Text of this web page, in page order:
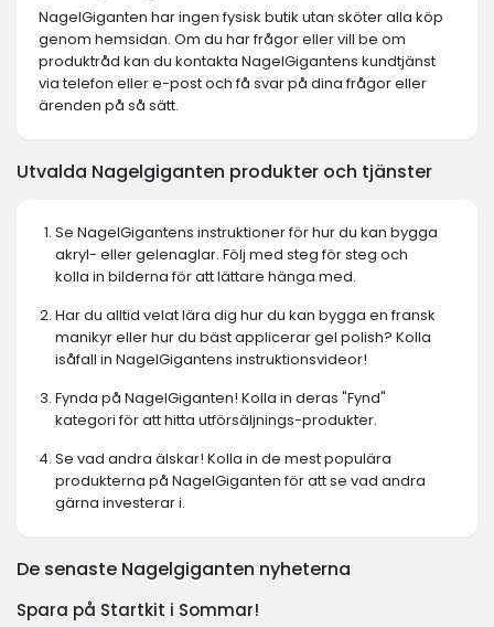
NagelGiganten har ingen fysisk butik utan sköter alla köp
genom hemsidan. Om du har frågor eller vill be om
produktråd kan du kontakta NagelGigantens kundtjänst
via telefon eller e-post och få svar på dina frågor eller
ärenden på så sätt.
Utvalda Nagelgiganten produkter och tjänster
Se NagelGigantens instruktioner för hur du kan bygga
akryl- eller gelenaglar. Följ med steg för steg och
kolla in bilderna för att lättare hänga med.
Har du alltid velat lära dig hur du kan bygga en fransk
manikyr eller hur du bäst applicerar gel polish? Kolla
isåfall in NagelGigantens instruktionsvideor!
Fynda på NagelGiganten! Kolla in deras "Fynd"
kategori för att hitta utförsäljnings-produkter.
Se vad andra älskar! Kolla in de mest populära
produkterna på NagelGiganten för att se vad andra
gärna investerar i.
De senaste Nagelgiganten nyheterna
Spara på Startkit i Sommar!